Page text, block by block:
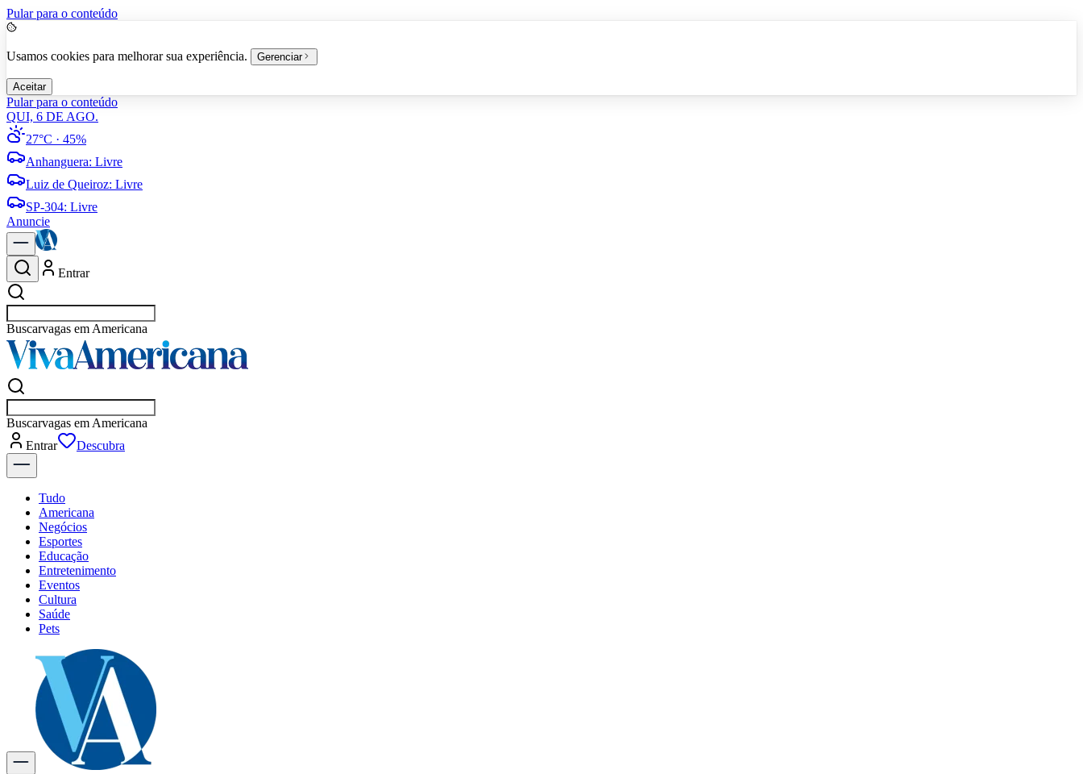
Pular para o conteúdo
Usamos cookies para melhorar sua experiência. Gerenciar
Aceitar
Pular para o conteúdo
QUI, 6 DE AGO.
27°C · 45%
Anhanguera: Livre
Luiz de Queiroz: Livre
SP-304: Livre
Anuncie
Entrar
Buscarvagas em Amer
Buscarvagas em Amer
Entrar
Descubra
Tudo
Americana
Negócios
Esportes
Educação
Entretenimento
Eventos
Cultura
Saúde
Pets
Explore Tudo
Últimas Notícias
Previsão do Tempo
Dia a Dia & Lazer
Gastronomia
Cinema & Shows